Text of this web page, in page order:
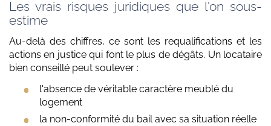
Les vrais risques juridiques que l'on sous-
estime
Au-delà des chiffres, ce sont les requalifications et les
actions en justice qui font le plus de dégâts. Un locataire
bien conseillé peut soulever :
l'absence de véritable caractère meublé du
logement
la non-conformité du bail avec sa situation réelle